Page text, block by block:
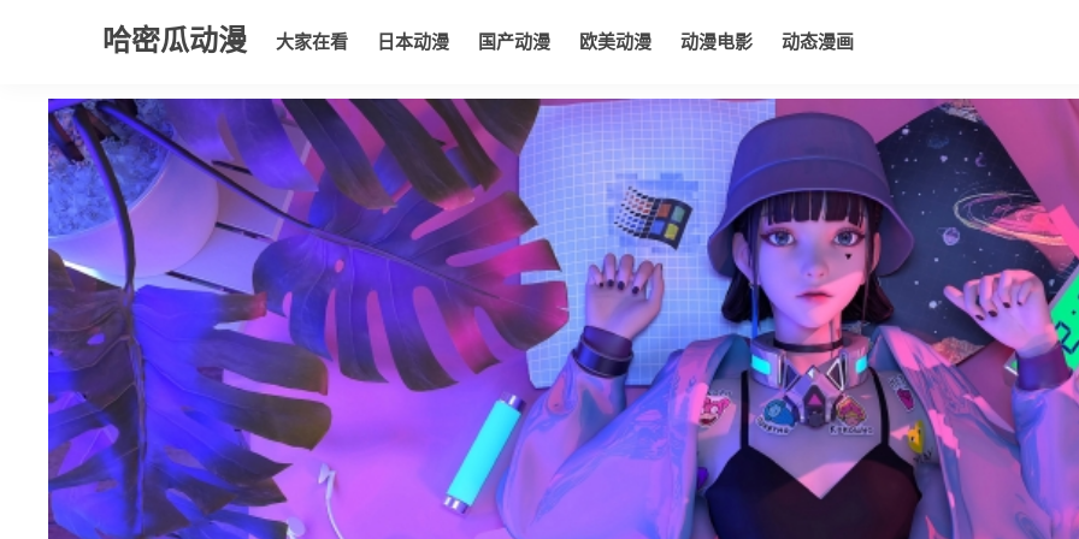
哈密瓜动漫 大家在看 日本动漫 国产动漫 欧美动漫 动漫电影 动态漫画
大家在看 日本动漫 国产动漫 欧美动漫 动漫电影 动态漫画